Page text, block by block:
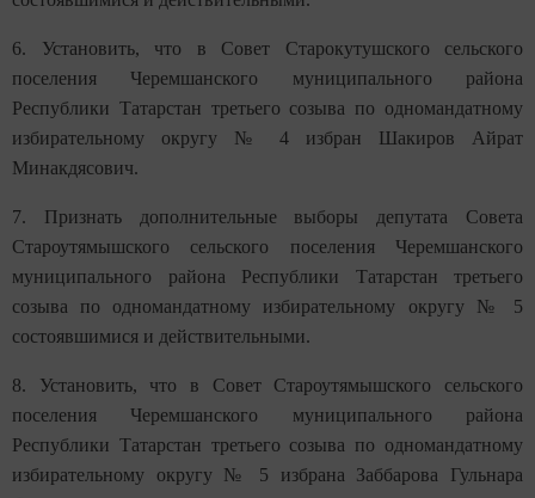
6. Установить, что в Совет Старокутушского сельского
поселения Черемшанского муниципального района
Республики Татарстан третьего созыва по одномандатному
избирательному округу № 4 избран Шакиров Айрат
Минакдясович.
7. Признать дополнительные выборы депутата Совета
Староутямышского сельского поселения Черемшанского
муниципального района Республики Татарстан третьего
созыва по одномандатному избирательному округу № 5
состоявшимися и действительными.
8. Установить, что в Совет Староутямышского сельского
поселения Черемшанского муниципального района
Республики Татарстан третьего созыва по одномандатному
избирательному округу № 5 избрана Заббарова Гульнара